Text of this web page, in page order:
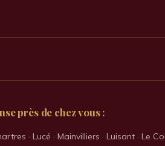
près de chez vous :
· Lucé · Mainvilliers · Luisant · Le